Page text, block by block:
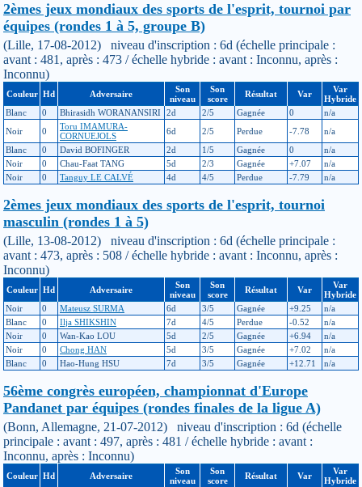
2èmes jeux mondiaux des sports de l'esprit, tournoi par
équipes (rondes 1 à 5, groupe B)
(Lille, 17-08-2012) niveau d'inscription : 6d (échelle principale :
avant : 481, après : 473 / échelle hybride : avant : Inconnu, après :
Inconnu)
Couleur Hd Adversaire
Son
niveau
Son
score
Résultat Var
Var
Hybride
Blanc
0 Bhirasidh WORANANSIRI 2d 2/5 Gagnée 0
n/a
Noir
0
Toru IMAMURA-
CORNUEJOLS
6d 2/5 Perdue -7.78
n/a
Blanc
0 David BOFINGER 2d 1/5 Gagnée 0
n/a
Noir
0 Chau-Faat TANG 5d 2/3 Gagnée +7.07
n/a
Noir
0 Tanguy LE CALVÉ 4d 4/5 Perdue -7.79 n/a
2èmes jeux mondiaux des sports de l'esprit, tournoi
masculin (rondes 1 à 5)
(Lille, 13-08-2012) niveau d'inscription : 6d (échelle principale :
avant : 473, après : 508 / échelle hybride : avant : Inconnu, après :
Inconnu)
Couleur Hd Adversaire
Son
niveau
Son
score
Résultat Var
Var
Hybride
Noir
0 Mateusz SURMA 6d 3/5 Gagnée +9.25
n/a
Blanc
0 Ilja SHIKSHIN 7d 4/5 Perdue -0.52
n/a
Noir
0 Wan-Kao LOU 5d 2/5 Gagnée +6.94
n/a
Noir
0 Chong HAN 5d 3/5 Gagnée +7.02
n/a
Blanc
0 Hao-Hung HSU 7d 3/5 Gagnée +12.71 n/a
56ème congrès européen, championnat d'Europe
Pandanet par équipes (rondes finales de la ligue A)
(Bonn, Allemagne, 21-07-2012) niveau d'inscription : 6d (échelle
principale : avant : 497, après : 481 / échelle hybride : avant :
Inconnu, après : Inconnu)
Couleur Hd Adversaire
Son
niveau
Son
score
Résultat Var
Var
Hybride